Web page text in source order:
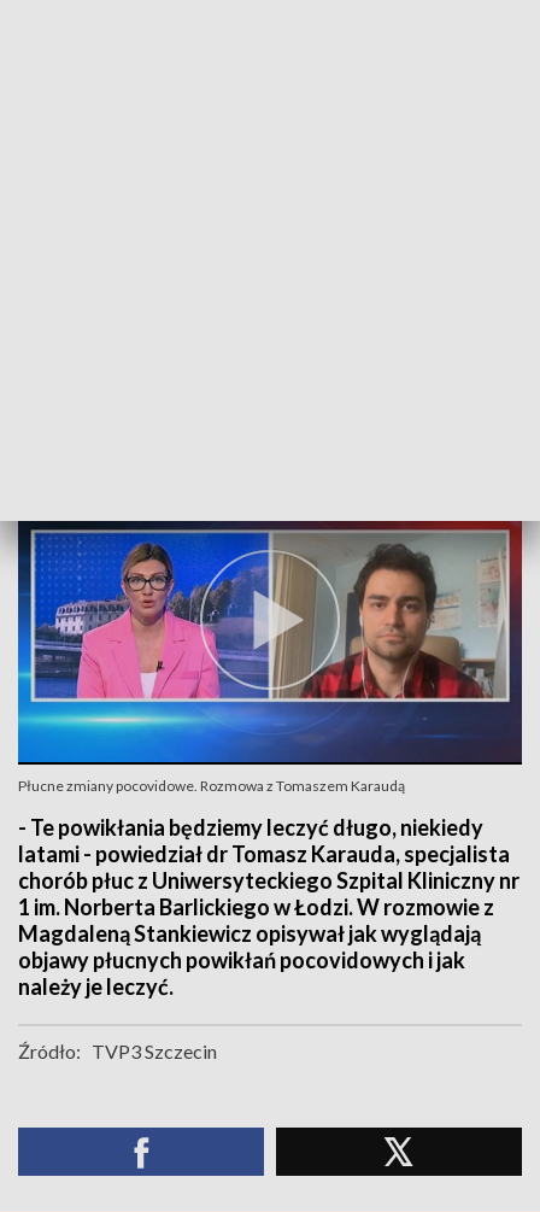
Płucne zmiany pocovidowe. Rozmowa z Tomaszem Karaudą
- Te powikłania będziemy leczyć długo, niekiedy
latami - powiedział dr Tomasz Karauda, specjalista
chorób płuc z Uniwersyteckiego Szpital Kliniczny nr
1 im. Norberta Barlickiego w Łodzi. W rozmowie z
Magdaleną Stankiewicz opisywał jak wyglądają
objawy płucnych powikłań pocovidowych i jak
należy je leczyć.
Źródło: TVP3 Szczecin